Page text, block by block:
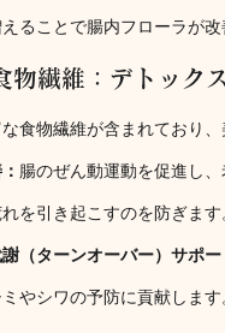
ることで腸内フローラが
繊維：デトック
食物繊維が含まれており
腸のぜん動運動を促進し
を引き起こすのを防ぎます
（ターンオーバー）サポー
やシワの予防に貢献します